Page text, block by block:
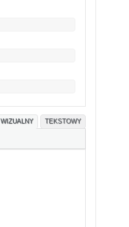
WIZUALNY TEKSTOWY